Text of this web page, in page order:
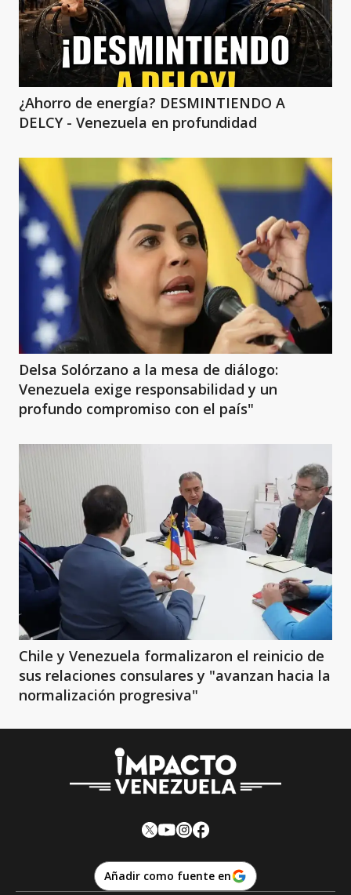
¿Ahorro de energía? DESMINTIENDO A
DELCY - Venezuela en profundidad
Delsa Solórzano a la mesa de diálogo:
Venezuela exige responsabilidad y un
profundo compromiso con el país"
Chile y Venezuela formalizaron el reinicio de
sus relaciones consulares y "avanzan hacia la
normalización progresiva"
Añadir como fuente en